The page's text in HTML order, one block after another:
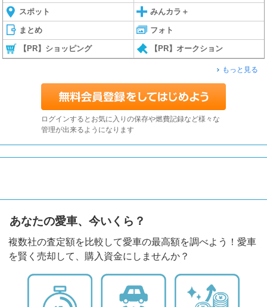
スポット みんカラ＋
まとめ フォト
【PR】ショッピング 【PR】オークション
もっと見る
ログインするとお気に入りの保存や燃費記録など様々な
管理が出来るようになります
あなたの愛車、今いくら？
複数社の査定額を比較して愛車の最高額を調べよう！愛車
を賢く売却して、購入資金にしませんか？